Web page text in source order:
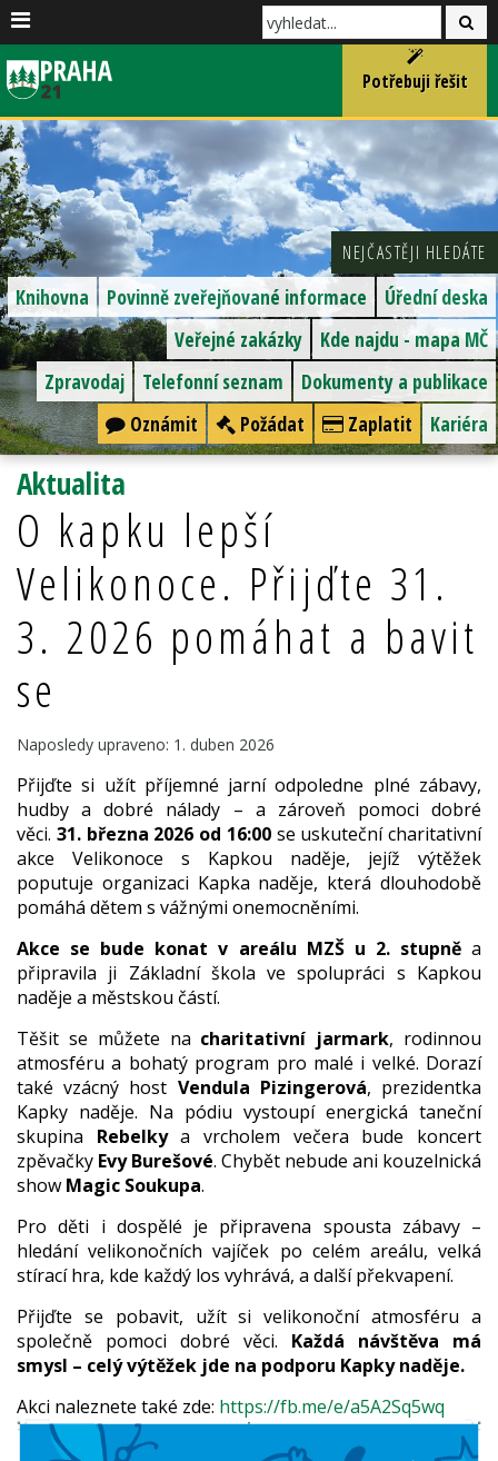
Potřebuji řešit
NEJČASTĚJI HLEDÁTE
Úřední deska
Povinně zveřejňované informace
Knihovna
Kde najdu - mapa MČ
Veřejné zakázky
Dokumenty a publikace
Telefonní seznam
Zpravodaj
Kariéra
Zaplatit
Požádat
Oznámit
Aktualita
O kapku lepší
Velikonoce. Přijďte 31.
3. 2026 pomáhat a bavit
se
Naposledy upraveno: 1. duben 2026
Přijďte si užít příjemné jarní odpoledne plné zábavy,
hudby a dobré nálady – a zároveň pomoci dobré
věci. 31. března 2026 od 16:00 se uskuteční charitativní
akce Velikonoce s Kapkou naděje, jejíž výtěžek
poputuje organizaci Kapka naděje, která dlouhodobě
pomáhá dětem s vážnými onemocněními.
Akce se bude konat v areálu MZŠ u 2. stupněa
připravila ji Základní škola ve spolupráci s Kapkou
naděje a městskou částí.
Těšit se můžete na charitativní jarmark, rodinnou
atmosféru a bohatý program pro malé i velké. Dorazí
také vzácný host Vendula Pizingerová, prezidentka
Kapky naděje. Na pódiu vystoupí energická taneční
skupina Rebelkya vrcholem večera bude koncert
zpěvačky Evy Burešové. Chybět nebude ani kouzelnická
show Magic Soukupa.
Pro děti i dospělé je připravena spousta zábavy –
hledání velikonočních vajíček po celém areálu, velká
stírací hra, kde každý los vyhrává, a další překvapení.
Přijďte se pobavit, užít si velikonoční atmosféru a
společně pomoci dobré věci. Každá návštěva má
smysl – celý výtěžek jde na podporu Kapky naděje.
Akci naleznete také zde: https://fb.me/e/a5A2Sq5wq